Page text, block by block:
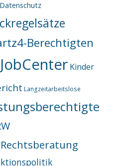
Datenschutz
Berechtigten
JobCenter Kinder
Langzeitarbeitslose
Rechtsberatung